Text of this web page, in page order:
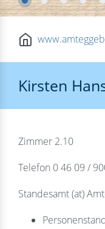
Kirsten
Zimmer 2.10
Telefon 0 46 09 /
Standesamt (at)